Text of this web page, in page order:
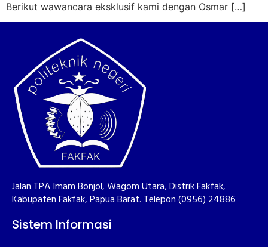
Berikut wawancara eksklusif kami dengan Osmar […]
Jalan TPA Imam Bonjol, Wagom Utara, Distrik Fakfak,
Kabupaten Fakfak, Papua Barat. Telepon (0956) 24886
Sistem Informasi